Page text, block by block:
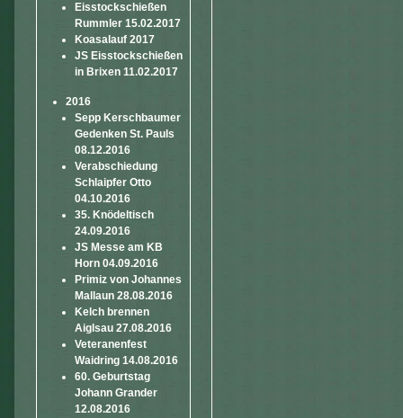
Eisstockschießen
Rummler 15.02.2017
Koasalauf 2017
JS Eisstockschießen
in Brixen 11.02.2017
2016
Sepp Kerschbaumer
Gedenken St. Pauls
08.12.2016
Verabschiedung
Schlaipfer Otto
04.10.2016
35. Knödeltisch
24.09.2016
JS Messe am KB
Horn 04.09.2016
Primiz von Johannes
Mallaun 28.08.2016
Kelch brennen
Aiglsau 27.08.2016
Veteranenfest
Waidring 14.08.2016
60. Geburtstag
Johann Grander
12.08.2016